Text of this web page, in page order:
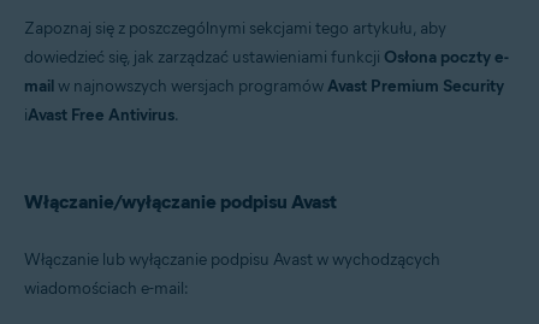
Zapoznaj się z poszczególnymi sekcjami tego artykułu, aby
dowiedzieć się, jak zarządzać ustawieniami funkcji Osłona poczty e-
mailw najnowszych wersjach programówAvast Premium Security
iAvast Free Antivirus.
Włączanie/wyłączanie podpisu Avast
Włączanie lub wyłączanie podpisu Avast w wychodzących
wiadomościach e-mail: